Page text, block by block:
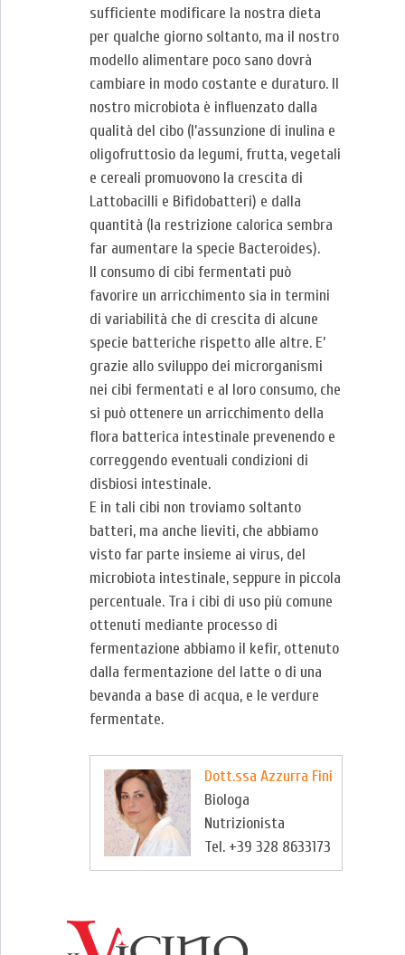
sufficiente modificare la nostra dieta
per qualche giorno soltanto, ma il nostro
modello alimentare poco sano dovrà
cambiare in modo costante e duraturo. Il
nostro microbiota è influenzato dalla
qualità del cibo (l’assunzione di inulina e
oligofruttosio da legumi, frutta, vegetali
e cereali promuovono la crescita di
Lattobacilli e Bifidobatteri) e dalla
quantità (la restrizione calorica sembra
far aumentare la specie Bacteroides).
Il consumo di cibi fermentati può
favorire un arricchimento sia in termini
di variabilità che di crescita di alcune
specie batteriche rispetto alle altre. E’
grazie allo sviluppo dei microrganismi
nei cibi fermentati e al loro consumo, che
si può ottenere un arricchimento della
flora batterica intestinale prevenendo e
correggendo eventuali condizioni di
disbiosi intestinale.
E in tali cibi non troviamo soltanto
batteri, ma anche lieviti, che abbiamo
visto far parte insieme ai virus, del
microbiota intestinale, seppure in piccola
percentuale. Tra i cibi di uso più comune
ottenuti mediante processo di
fermentazione abbiamo il kefir, ottenuto
dalla fermentazione del latte o di una
bevanda a base di acqua, e le verdure
fermentate.
Dott.ssa Azzurra Fini
Biologa
Nutrizionista
Tel. +39 328 8633173